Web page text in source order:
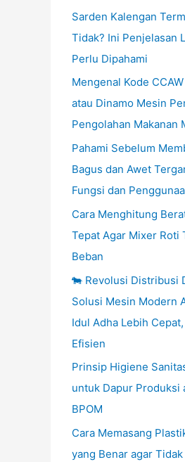
Sarden Kalengan
Tidak? Ini Penjelasan
Perlu Dipahami
Mengenal Kode
atau Dinamo Mesin
Pengolahan Makanan
Pahami Sebelum
Bagus dan Awet
Fungsi dan
Cara Menghitung
Tepat Agar Mixer Roti
Beban
🐄 Revolusi Distribusi
Solusi Mesin Modern
Idul Adha Lebih
Efisien
Prinsip Higiene
untuk Dapur Produksi
BPOM
Cara Memasang
yang Benar agar